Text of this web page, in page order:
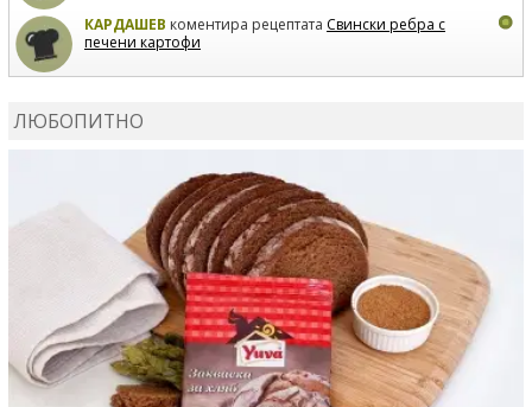
КАРДАШЕВ коментира рецептата Свински ребра с
печени картофи
ЛЮБОПИТНО